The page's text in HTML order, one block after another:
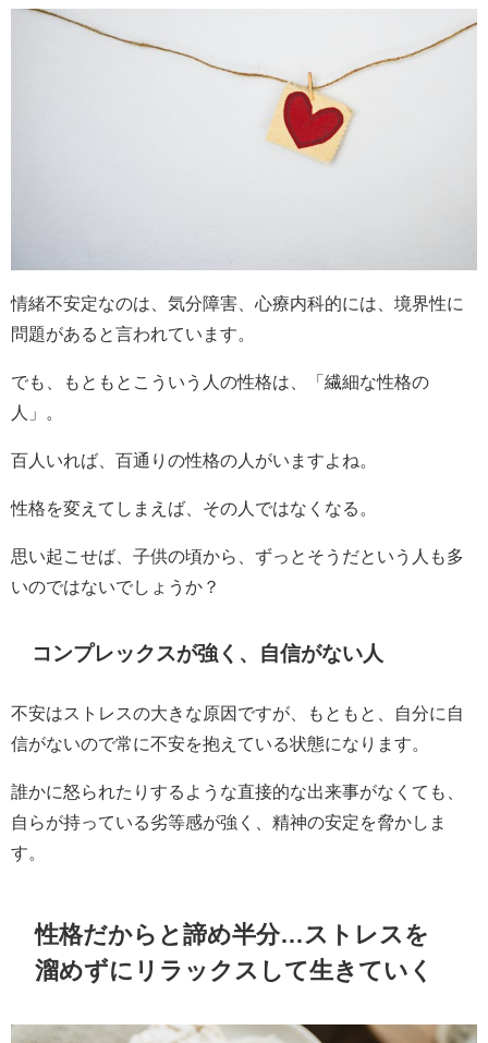
情緒不安定なのは、気分障害、心療内科的には、境界性に
問題があると言われています。
でも、もともとこういう人の性格は、「繊細な性格の
人」。
百人いれば、百通りの性格の人がいますよね。
性格を変えてしまえば、その人ではなくなる。
思い起こせば、子供の頃から、ずっとそうだという人も多
いのではないでしょうか？
コンプレックスが強く、自信がない人
不安はストレスの大きな原因ですが、もともと、自分に自
信がないので常に不安を抱えている状態になります。
誰かに怒られたりするような直接的な出来事がなくても、
自らが持っている劣等感が強く、精神の安定を脅かしま
す。
性格だからと諦め半分…ストレスを
溜めずにリラックスして生きていく